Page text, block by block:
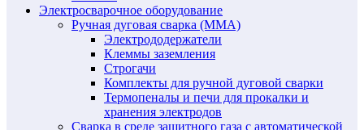
Электросварочное оборудование
Ручная дуговая сварка (MMA)
Электрододержатели
Клеммы заземления
Строгачи
Комплекты для ручной дуговой сварки
Термопеналы и печи для прокалки и
хранения электродов
Сварка в среде защитного газа с автоматической